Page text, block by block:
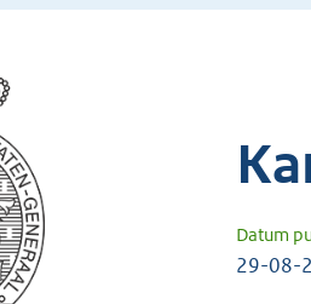
Datum
29-08-